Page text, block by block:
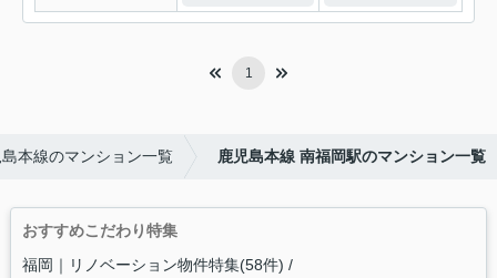
1
本線のマンション一覧 鹿児島本線 南福岡駅のマンション一覧
おすすめこだわり特集
福岡｜リノベーション物件特集(58件)